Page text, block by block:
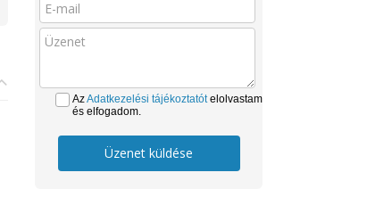
AzAdatkezelési tájékoztatótelolvastam
és elfogadom.
Üzenet küldése